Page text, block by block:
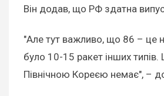
Він додав, що РФ здатна
"Але тут важливо, що 86 – це
було 10-15 ракет інших
Північною Кореєю немає", –